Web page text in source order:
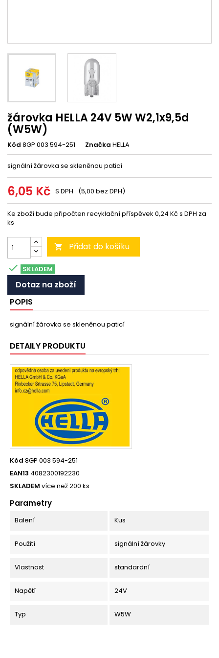
žárovka HELLA 24V 5W W2,1x9,5d
(W5W)
Kód 8GP 003 594-251 Značka HELLA
signální žárovka se skleněnou paticí
6,05 Kč S DPH (5,00 bez DPH)
Ke zboží bude připočten recyklační příspěvek 0,24 Kč s DPH za
ks
 Přidat do košíku
 SKLADEM
Dotaz na zboží
POPIS
signální žárovka se skleněnou paticí
DETAILY PRODUKTU
Kód 8GP 003 594-251
EAN13 4082300192230
SKLADEM více než 200 ks
Parametry
Balení Kus
Použití signální žárovky
Vlastnost standardní
Napětí 24V
Typ W5W